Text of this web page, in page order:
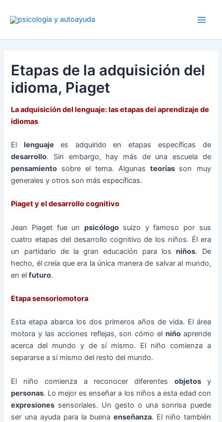
Etapas de la adquisición del
idioma, Piaget
La adquisición del lenguaje: las etapas del aprendizaje de
idiomas
Ellenguaje es adquirido en etapas específicas de
desarrollo. Sin embargo, hay más de una escuela de
pensamiento sobre el tema. Algunasteorías son muy
generales y otros son más específicas.
Piaget y el desarrollo cognitivo
Jean Piaget fue unpsicólogo suizo y famoso por sus
cuatro etapas del desarrollo cognitivo de los niños. Él era
un partidario de la gran educación para losniños. De
hecho, él creía que era la única manera de salvar al mundo,
en elfuturo.
Etapa sensoriomotora
Esta etapa abarca los dos primeros años de vida. El área
motora y las acciones reflejas, son cómo el niño aprende
acerca del mundo y de sí mismo. El niño comienza a
separarse a sí mismo del resto del mundo.
El niño comienza a reconocer diferentes objetos y
personas. Lo mejor es enseñar a los niños a esta edad con
expresiones sensoriales. Un gesto o una sonrisa puede
ser una ayuda para la buenaenseñanza. El niño también